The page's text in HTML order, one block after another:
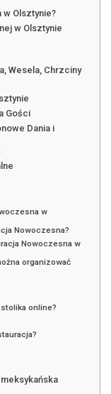
Olsztynie?
w Olsztynie
Wesela, Chrzciny
Gości
Dania i
w
Nowoczesna?
Nowoczesna w
organizować
online?